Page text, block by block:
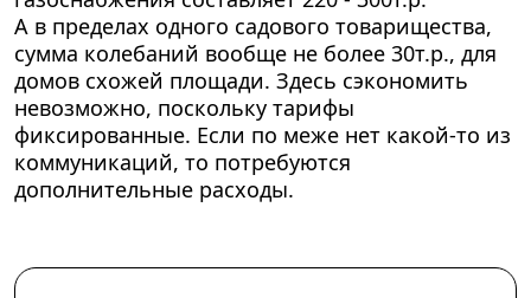
А в пределах одного садового товарищества,
сумма колебаний вообще не более 30т.р.,
домов схожей площади. Здесь сэкономить
невозможно, поскольку тарифы
фиксированные. Если по меже нет какой-то из
коммуникаций, то потребуются
дополнительные расходы.